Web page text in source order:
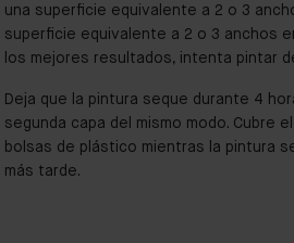
una superficie equivalente a 2 o 3
superficie equivalente a 2 o 3 anchos
los mejores resultados, intenta pintar
Deja que la pintura seque durante 4
segunda capa del mismo modo. Cubre
bolsas de plástico mientras la pintura
más tarde.